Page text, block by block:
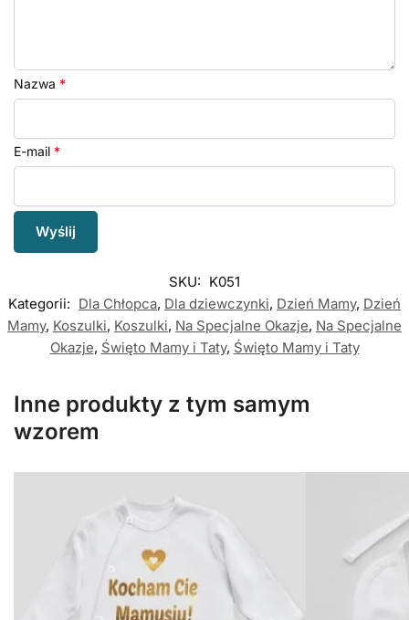
Nazwa *
E-mail *
SKU: K051
Kategorii: Dla Chłopca, Dla dziewczynki, Dzień Mamy, Dzień
Mamy, Koszulki, Koszulki, Na Specjalne Okazje, Na Specjalne
Okazje, Święto Mamy i Taty, Święto Mamy i Taty
Inne produkty z tym samym
wzorem